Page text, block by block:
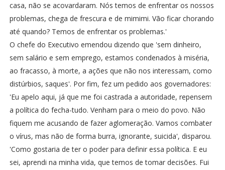
casa, não se acovardaram. Nós temos de enfrentar os nossos
problemas, chega de frescura e de mimimi. Vão ficar chorando
até quando? Temos de enfrentar os problemas.'
O chefe do Executivo emendou dizendo que 'sem dinheiro,
sem salário e sem emprego, estamos condenados à miséria,
ao fracasso, à morte, a ações que não nos interessam, como
distúrbios, saques'. Por fim, fez um pedido aos governadores:
'Eu apelo aqui, já que me foi castrada a autoridade, repensem
a política do fecha-tudo. Venham para o meio do povo. Não
fiquem me acusando de fazer aglomeração. Vamos combater
o vírus, mas não de forma burra, ignorante, suicida', disparou.
'Como gostaria de ter o poder para definir essa política. E eu
sei, aprendi na minha vida, que temos de tomar decisões. Fui